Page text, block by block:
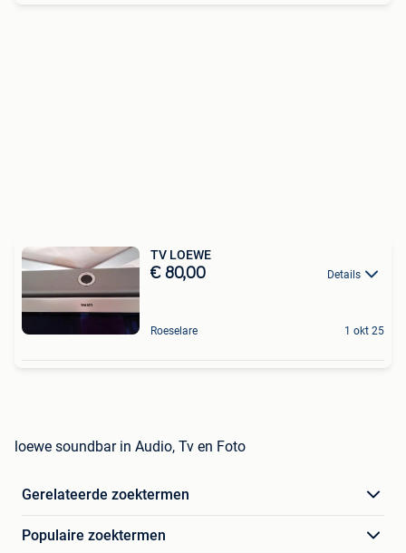
TV LOEWE
€ 80,00 Details
Roeselare 1 okt 25
loewe soundbar in Audio, Tv en Foto
Gerelateerde zoektermen
Populaire zoektermen